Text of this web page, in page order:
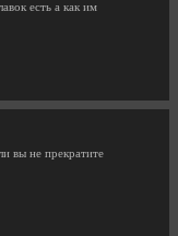
есть а как им
вы не прекратите